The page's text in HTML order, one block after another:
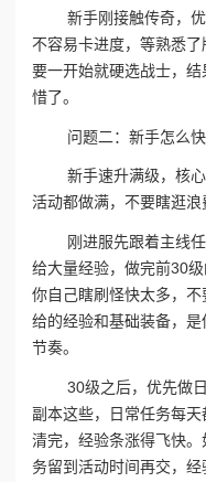
新手刚接触传奇，
不容易卡进度，等熟悉
要一开始就硬选战士，
惜了。
问题二：新手怎么
新手速升满级，核
活动都做满，不要瞎逛浪
刚进服先跟着主线
给大量经验，做完前30
你自己瞎刷怪快太多，
给的经验和基础装备，
节奏。
30级之后，优先做
副本这些，日常任务每
清完，经验条涨得飞快
务留到活动时间再交，经